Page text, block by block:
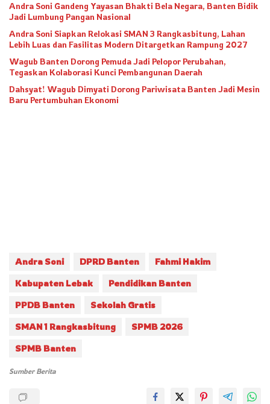
Andra Soni Gandeng Yayasan Bhakti Bela Negara, Banten Bidik
Jadi Lumbung Pangan Nasional
Andra Soni Siapkan Relokasi SMAN 3 Rangkasbitung, Lahan
Lebih Luas dan Fasilitas Modern Ditargetkan Rampung 2027
Wagub Banten Dorong Pemuda Jadi Pelopor Perubahan,
Tegaskan Kolaborasi Kunci Pembangunan Daerah
Dahsyat! Wagub Dimyati Dorong Pariwisata Banten Jadi Mesin
Baru Pertumbuhan Ekonomi
Andra Soni DPRD Banten Fahmi Hakim
Kabupaten Lebak Pendidikan Banten
PPDB Banten Sekolah Gratis
SMAN 1 Rangkasbitung SPMB 2026
SPMB Banten
Sumber Berita